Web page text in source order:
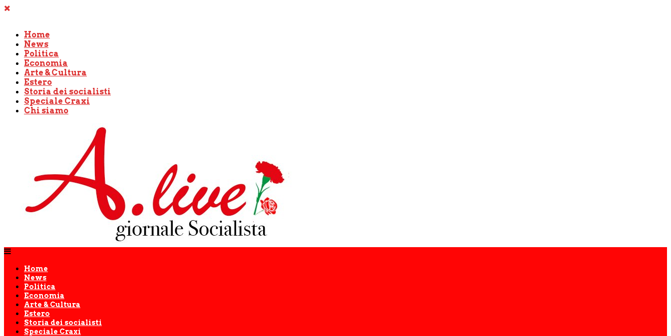
Home
News
Politica
Economia
Arte & Cultura
Estero
Storia dei socialisti
Speciale Craxi
Chi siamo
Home
News
Politica
Economia
Arte & Cultura
Estero
Storia dei socialisti
Speciale Craxi